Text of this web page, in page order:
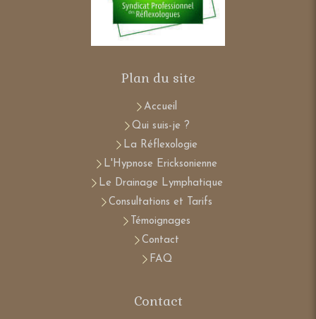
Plan du site
Accueil
Qui suis-je ?
La Réflexologie
L'Hypnose Ericksonienne
Le Drainage Lymphatique
Consultations et Tarifs
Témoignages
Contact
FAQ
Contact